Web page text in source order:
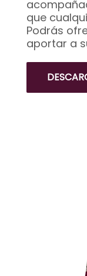
que
Podrás
aportar a